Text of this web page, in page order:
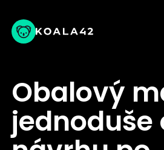
Obalový
jednoduše